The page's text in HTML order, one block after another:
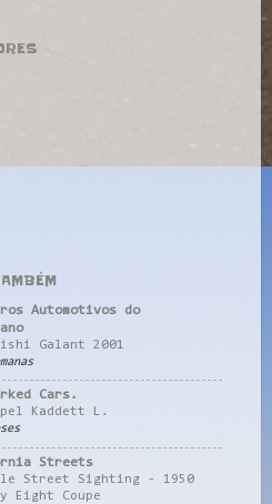
Automotivos do
Galant 2001
Cars.
Kaddett L.
Streets
Street Sighting - 1950
Eight Coupe